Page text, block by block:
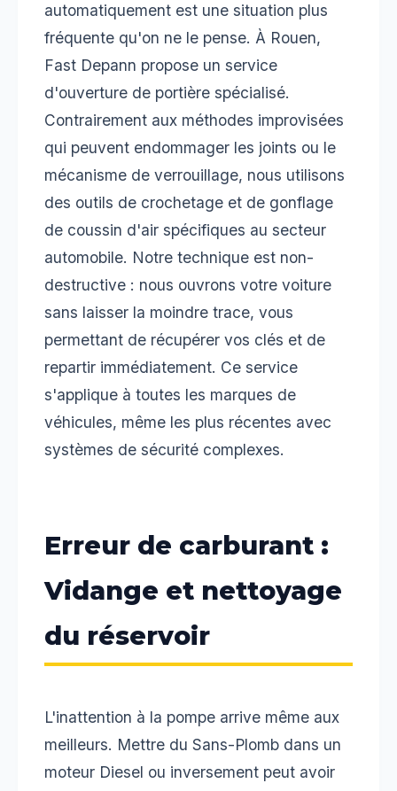
automatiquement est une situation plus
fréquente qu'on ne le pense. À Rouen,
Fast Depann propose un service
d'ouverture de portière spécialisé.
Contrairement aux méthodes improvisées
qui peuvent endommager les joints ou le
mécanisme de verrouillage, nous utilisons
des outils de crochetage et de gonflage
de coussin d'air spécifiques au secteur
automobile. Notre technique est non-
destructive : nous ouvrons votre voiture
sans laisser la moindre trace, vous
permettant de récupérer vos clés et de
repartir immédiatement. Ce service
s'applique à toutes les marques de
véhicules, même les plus récentes avec
systèmes de sécurité complexes.
Erreur de carburant :
Vidange et nettoyage
du réservoir
L'inattention à la pompe arrive même aux
meilleurs. Mettre du Sans-Plomb dans un
moteur Diesel ou inversement peut avoir